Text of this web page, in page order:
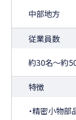
中部地方
従業員数
約30名～約
特徴
・精密小物